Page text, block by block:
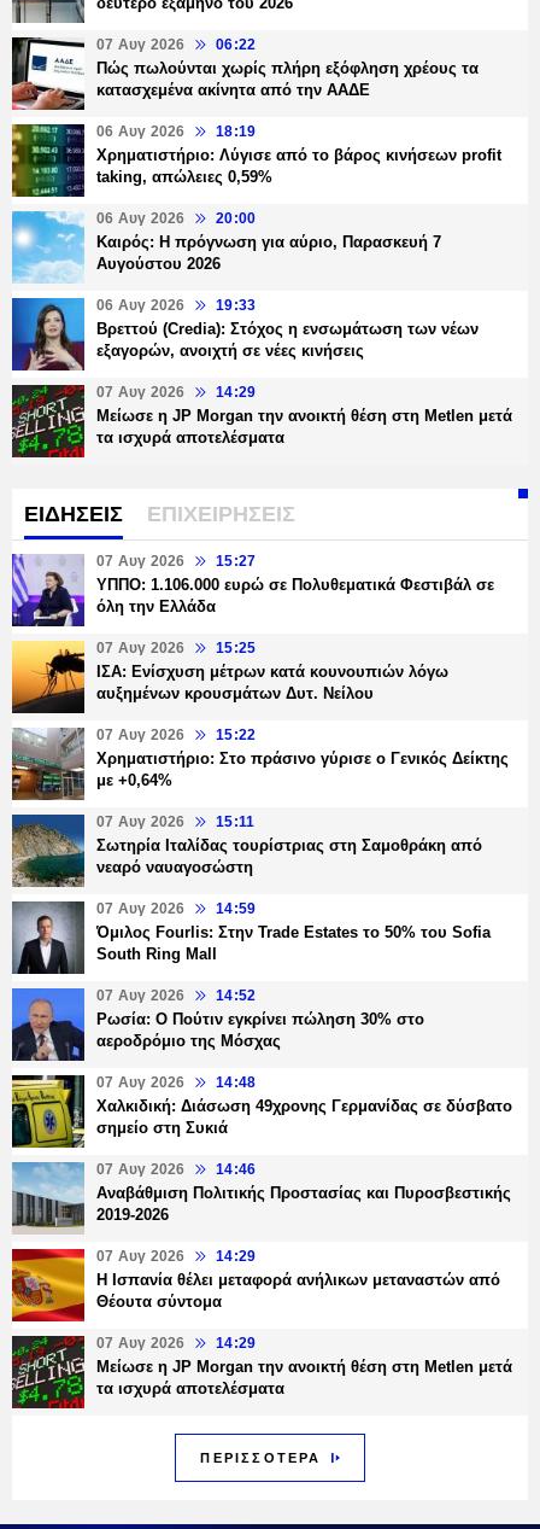
07 Αυγ 2026 06:22
Πώς πωλούνται χωρίς πλήρη εξόφληση χρέους τα
κατασχεμένα ακίνητα από την ΑΑΔΕ
06 Αυγ 2026 18:19
Χρηματιστήριο: Λύγισε από το βάρος κινήσεων profit
taking, απώλειες 0,59%
06 Αυγ 2026 20:00
Καιρός: Η πρόγνωση για αύριο, Παρασκευή 7
Αυγούστου 2026
06 Αυγ 2026 19:33
Βρεττού (Credia): Στόχος η ενσωμάτωση των νέων
εξαγορών, ανοιχτή σε νέες κινήσεις
07 Αυγ 2026 14:29
Μείωσε η JP Morgan την ανοικτή θέση στη Metlen μετά
τα ισχυρά αποτελέσματα
ΕΙΔΗΣΕΙΣ ΕΠΙΧΕΙΡΗΣΕΙΣ
07 Αυγ 2026 15:27
ΥΠΠΟ: 1.106.000 ευρώ σε Πολυθεματικά Φεστιβάλ σε
όλη την Ελλάδα
07 Αυγ 2026 15:25
ΙΣΑ: Ενίσχυση μέτρων κατά κουνουπιών λόγω
αυξημένων κρουσμάτων Δυτ. Νείλου
07 Αυγ 2026 15:22
Χρηματιστήριο: Στο πράσινο γύρισε ο Γενικός Δείκτης
με +0,64%
07 Αυγ 2026 15:11
Σωτηρία Ιταλίδας τουρίστριας στη Σαμοθράκη από
νεαρό ναυαγοσώστη
07 Αυγ 2026 14:59
Όμιλος Fourlis: Στην Trade Estates το 50% του Sofia
South Ring Mall
07 Αυγ 2026 14:52
Ρωσία: Ο Πούτιν εγκρίνει πώληση 30% στο
αεροδρόμιο της Μόσχας
07 Αυγ 2026 14:48
Χαλκιδική: Διάσωση 49χρονης Γερμανίδας σε δύσβατο
σημείο στη Συκιά
07 Αυγ 2026 14:46
Αναβάθμιση Πολιτικής Προστασίας και Πυροσβεστικής
2019-2026
07 Αυγ 2026 14:29
Η Ισπανία θέλει μεταφορά ανήλικων μεταναστών από
Θέουτα σύντομα
07 Αυγ 2026 14:29
Μείωσε η JP Morgan την ανοικτή θέση στη Metlen μετά
τα ισχυρά αποτελέσματα
ΠΕΡΙΣΣΟΤΕΡΑ